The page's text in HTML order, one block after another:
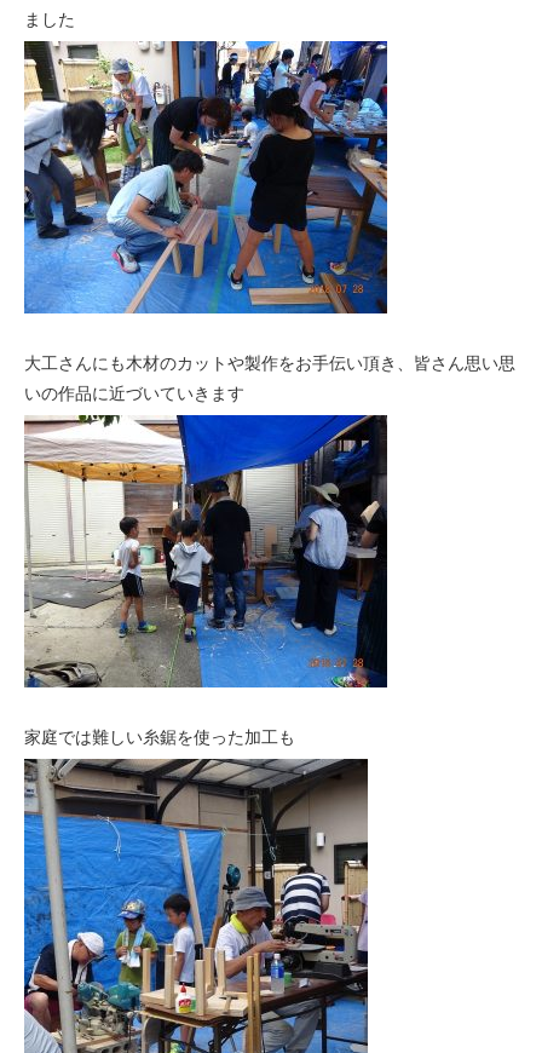
ました
大工さんにも木材のカットや製作をお手伝い頂き、皆さん思い思
いの作品に近づいていきます
家庭では難しい糸鋸を使った加工も